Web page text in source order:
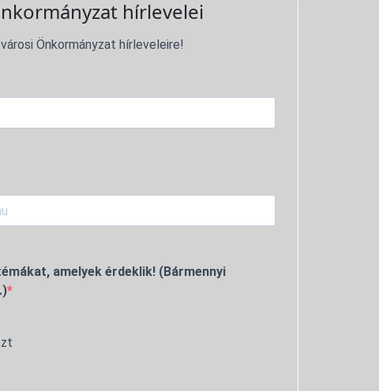
hírlevelei
Önkormányzat hírleveleire!
amelyek érdeklik! (Bármennyi